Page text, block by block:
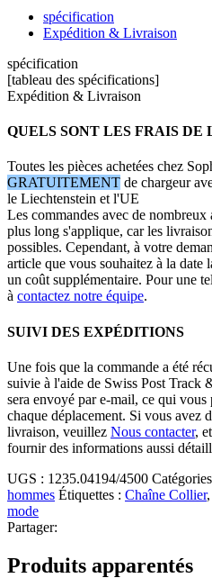
spécification
Expédition & Livraison
spécification
[tableau des spécifications]
Expédition & Livraison
QUELS SONT LES FRAIS DE
Toutes les pièces achetées chez
GRATUITEMENT de chargeur
le Liechtenstein et l'UE
Les commandes avec de
plus long s'applique, car les
possibles. Cependant, à votre
article que vous souhaitez à la date
un coût supplémentaire. Pour une
à contactez notre équipe.
SUIVI DES EXPÉDITIONS
Une fois que la commande a été
suivie à l'aide de Swiss Post Track
sera envoyé par e-mail, ce qui
chaque déplacement. Si vous avez
livraison, veuillez Nous contacter,
fournir des informations aussi
UGS : 1235.04194/4500
hommes Étiquettes : Chaîne Collier,
mode
Partager:
Produits apparentés